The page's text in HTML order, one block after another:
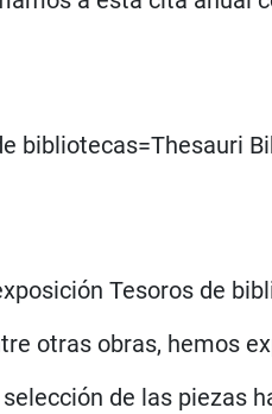
Tesoros de
otras obras, hemos
de las piezas